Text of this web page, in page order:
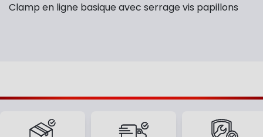
Clamp en ligne basique avec serrage vis papillons